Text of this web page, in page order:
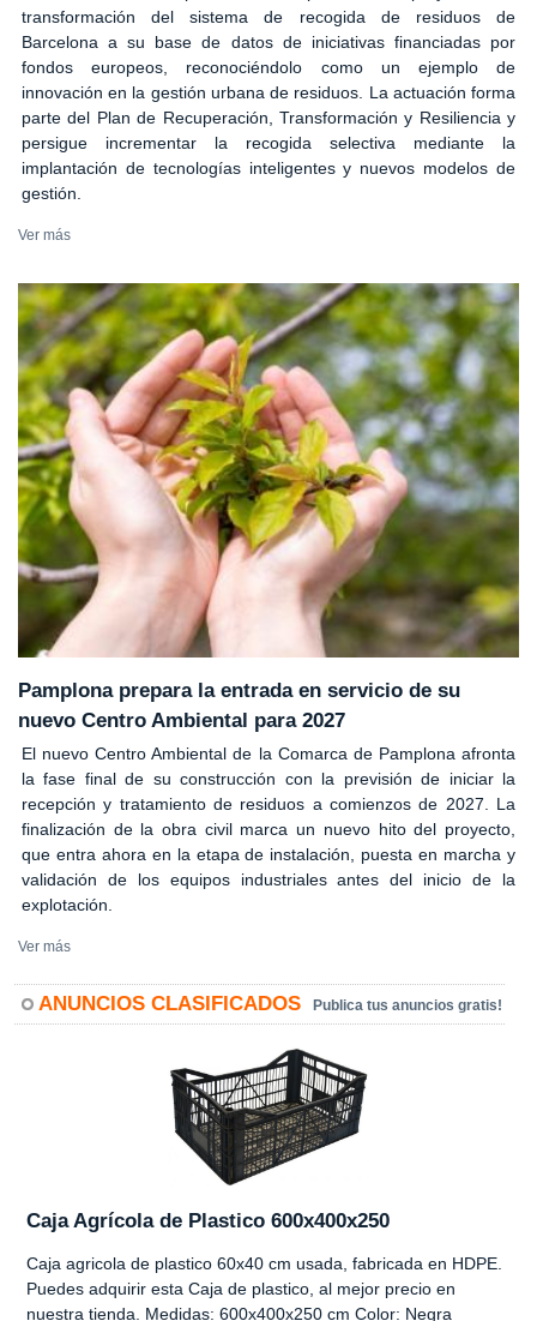
transformación del sistema de recogida de residuos de
Barcelona a su base de datos de iniciativas financiadas por
fondos europeos, reconociéndolo como un ejemplo de
innovación en la gestión urbana de residuos. La actuación forma
parte del Plan de Recuperación, Transformación y Resiliencia y
persigue incrementar la recogida selectiva mediante la
implantación de tecnologías inteligentes y nuevos modelos de
gestión.
Ver más
Pamplona prepara la entrada en servicio de su
nuevo Centro Ambiental para 2027
El nuevo Centro Ambiental de la Comarca de Pamplona afronta
la fase final de su construcción con la previsión de iniciar la
recepción y tratamiento de residuos a comienzos de 2027. La
finalización de la obra civil marca un nuevo hito del proyecto,
que entra ahora en la etapa de instalación, puesta en marcha y
validación de los equipos industriales antes del inicio de la
explotación.
Ver más
ANUNCIOS CLASIFICADOS Publica tus anuncios gratis!
Caja Agrícola de Plastico 600x400x250
Caja agricola de plastico 60x40 cm usada, fabricada en HDPE.
Puedes adquirir esta Caja de plastico, al mejor precio en
nuestra tienda. Medidas: 600x400x250 cm Color: Negra